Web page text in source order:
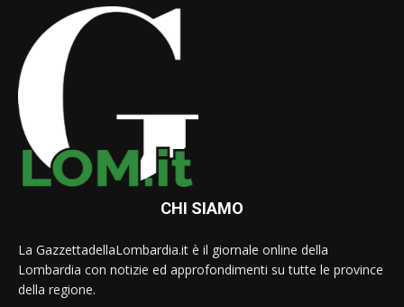
CHI SIAMO
La GazzettadellaLombardia.it è il giornale online della
Lombardia con notizie ed approfondimenti su tutte le province
della regione.